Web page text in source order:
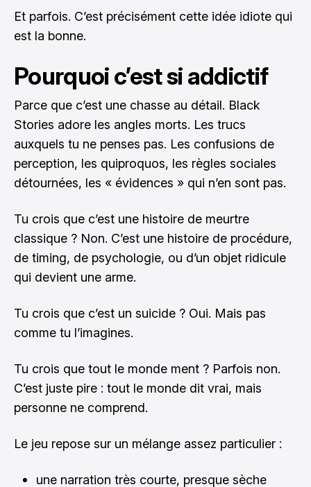
Et parfois. C’est précisément cette idée idiote qui
est la bonne.
Pourquoi c’est si addictif
Parce que c’est une chasse au détail. Black
Stories adore les angles morts. Les trucs
auxquels tu ne penses pas. Les confusions de
perception, les quiproquos, les règles sociales
détournées, les « évidences » qui n’en sont pas.
Tu crois que c’est une histoire de meurtre
classique ? Non. C’est une histoire de procédure,
de timing, de psychologie, ou d’un objet ridicule
qui devient une arme.
Tu crois que c’est un suicide ? Oui. Mais pas
comme tu l’imagines.
Tu crois que tout le monde ment ? Parfois non.
C’est juste pire : tout le monde dit vrai, mais
personne ne comprend.
Le jeu repose sur un mélange assez particulier :
une narration très courte, presque sèche